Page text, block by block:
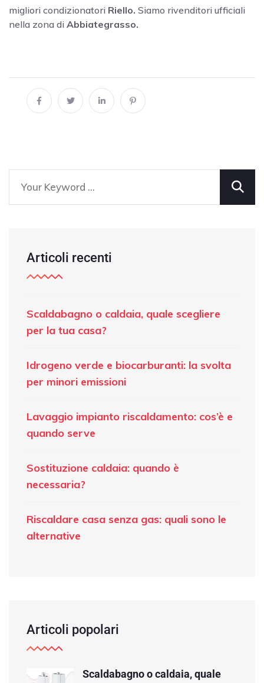
migliori condizionatori Riello. Siamo rivenditori ufficiali
nella zona di Abbiategrasso.
Articoli recenti
Scaldabagno o caldaia, quale scegliere
per la tua casa?
Idrogeno verde e biocarburanti: la svolta
per minori emissioni
Lavaggio impianto riscaldamento: cos’è e
quando serve
Sostituzione caldaia: quando è
necessaria?
Riscaldare casa senza gas: quali sono le
alternative
Articoli popolari
Scaldabagno o caldaia, quale